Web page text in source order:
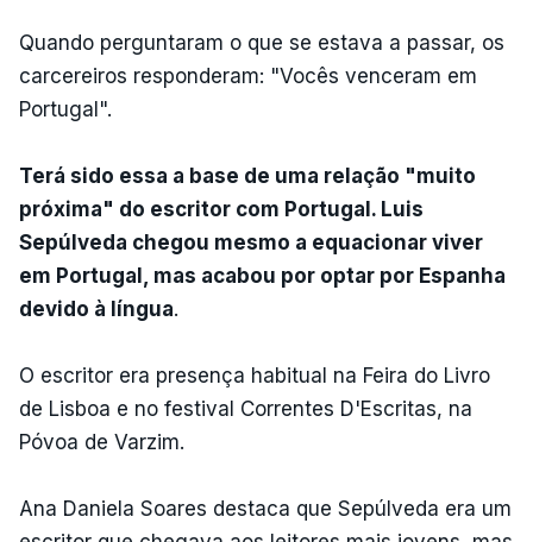
Quando perguntaram o que se estava a passar, os
carcereiros responderam: "Vocês venceram em
Portugal".
Terá sido essa a base de uma relação "muito
próxima" do escritor com Portugal. Luis
Sepúlveda chegou mesmo a equacionar viver
em Portugal, mas acabou por optar por Espanha
devido à língua.
O escritor era presença habitual na Feira do Livro
de Lisboa e no festival Correntes D'Escritas, na
Póvoa de Varzim.
Ana Daniela Soares destaca que Sepúlveda era um